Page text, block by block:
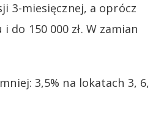
3-miesięcznej, a oprócz
150 000 zł. W zamian
3,5% na lokatach 3, 6,